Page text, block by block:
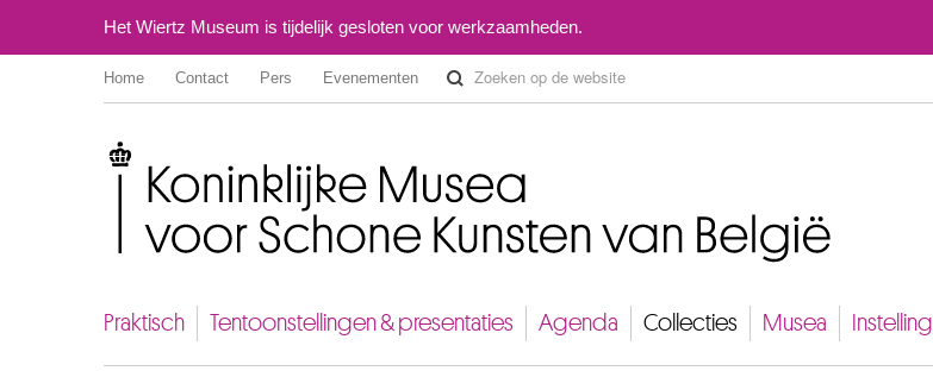
Het Wiertz Museum is tijdelijk gesloten voor werkzaamheden.
Home Contact Pers Evenementen
Praktisch Tentoonstellingen & presentaties Agenda Collecties Musea Instelling